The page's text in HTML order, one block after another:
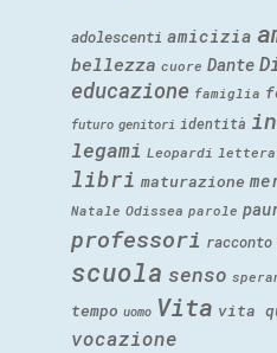
adolescenti amicizia
bellezza cuore Dante
educazione famiglia
futuro genitori identità
legami Leopardi
libri maturazione
Natale Odissea parole
professori racconto
scuola senso
tempo uomo Vita vita
vocazione